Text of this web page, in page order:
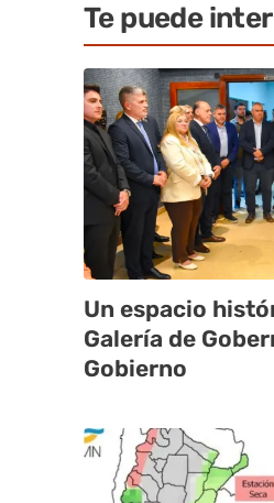
Te puede
Un espacio
Galería de
Gobierno